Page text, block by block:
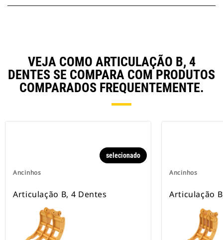
VEJA COMO ARTICULAÇÃO B, 4
DENTES SE COMPARA COM PRODUTOS
COMPARADOS FREQUENTEMENTE.
Ancinhos
selecionado
Articulação B, 4 Dentes
Ancinhos
Articulação